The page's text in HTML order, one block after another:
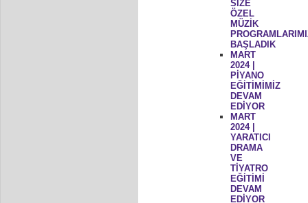
SİZE
ÖZEL
MÜZİK
BAŞLADIK
MART
2024 |
PİYANO
EĞİTİMİMİZ
DEVAM
EDİYOR
MART
2024 |
YARATICI
DRAMA
VE
TİYATRO
EĞİTİMİ
DEVAM
EDİYOR